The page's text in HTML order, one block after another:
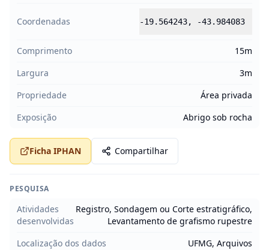
Coordenadas -19.564243, -43.984083
Comprimento
15m
Largura
3m
Propriedade
Área privada
Exposição
Abrigo sob rocha
Ficha IPHAN Compartilhar
PESQUISA
Atividades
desenvolvidas
Registro, Sondagem ou Corte estratigráfico,
Levantamento de grafismo rupestre
Localização dos dados
UFMG, Arquivos